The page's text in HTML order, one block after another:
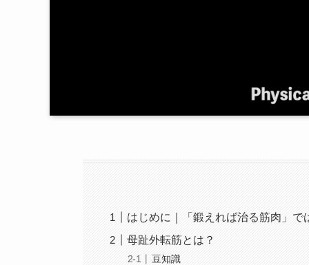
はじめに｜「鍛えれば治る筋肉」で
母趾外転筋とは？
豆知識